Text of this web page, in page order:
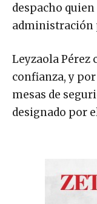
v
í
e
o
despacho
administración
Leyzaola Pérez
confianza, y
mesas de
designado por